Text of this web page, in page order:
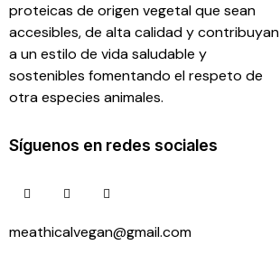
proteicas de origen vegetal que sean
accesibles, de alta calidad y contribuyan
a un estilo de vida saludable y
sostenibles fomentando el respeto de
otra especies animales.
Síguenos en redes sociales
meathicalvegan@gmail.com